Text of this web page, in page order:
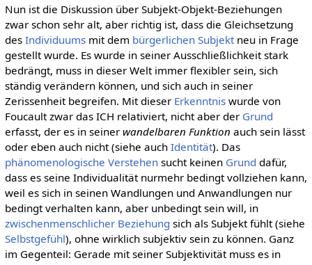
Nun ist die Diskussion über Subjekt-Objekt-Beziehungen
zwar schon sehr alt, aber richtig ist, dass die Gleichsetzung
des Individuumsmit dem bürgerlichen Subjektneu in Frage
gestellt wurde. Es wurde in seiner Ausschließlichkeit stark
bedrängt, muss in dieser Welt immer flexibler sein, sich
ständig verändern können, und sich auch in seiner
Zerissenheit begreifen. Mit dieser Erkenntniswurde von
Foucault zwar das ICH relativiert, nicht aber der Grund
erfasst, der es in seiner wandelbaren Funktion auch sein lässt
oder eben auch nicht (siehe auch Identität). Das
phänomenologische Verstehensucht keinen Grund dafür,
dass es seine Individualität nurmehr bedingt vollziehen kann,
weil es sich in seinen Wandlungen und Anwandlungen nur
bedingt verhalten kann, aber unbedingt sein will, in
zwischenmenschlicher Beziehung sich als Subjekt fühlt (siehe
Selbstgefühl), ohne wirklich subjektiv sein zu können. Ganz
im Gegenteil: Gerade mit seiner Subjektivität muss es in